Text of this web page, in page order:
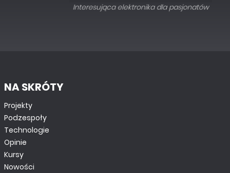
Interesująca elektronika dla pasjonatów
NA SKRÓTY
Projekty
Podzespoły
Technologie
Opinie
Kursy
Nowości